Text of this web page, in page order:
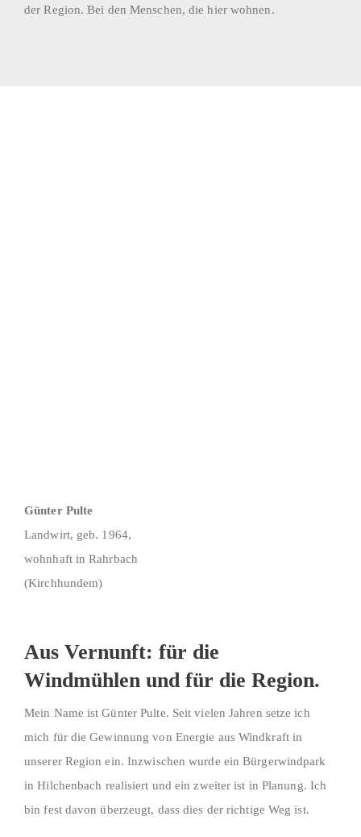
der Region. Bei den Menschen, die hier wohnen.
Günter Pulte
Landwirt, geb. 1964,
wohnhaft in Rahrbach
(Kirchhundem)
Aus Vernunft: für die
Windmühlen und für die Region.
Mein Name ist Günter Pulte. Seit vielen Jahren setze ich
mich für die Gewinnung von Energie aus Windkraft in
unserer Region ein. Inzwischen wurde ein Bürgerwindpark
in Hilchenbach realisiert und ein zweiter ist in Planung. Ich
bin fest davon überzeugt, dass dies der richtige Weg ist.